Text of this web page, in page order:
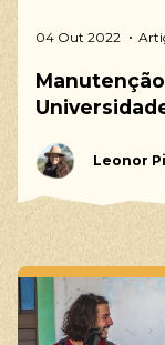
04 Out 2022
Leonor